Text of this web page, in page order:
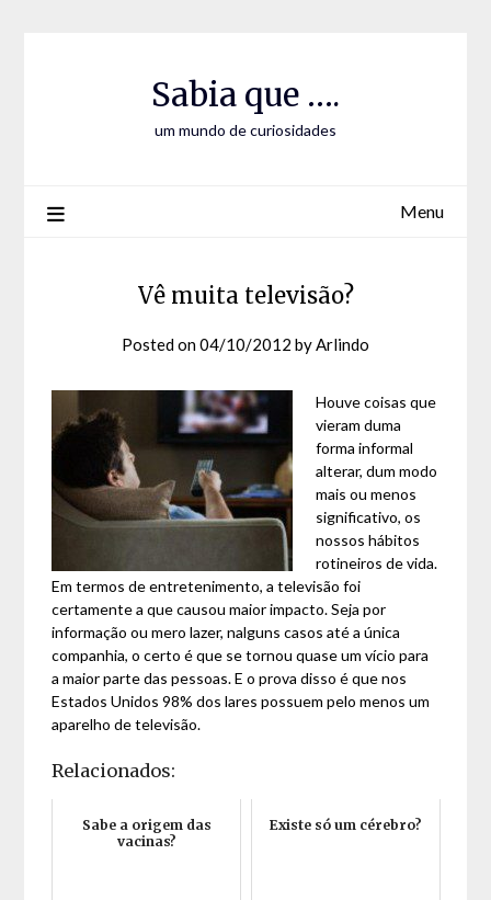
Sabia que ….
um mundo de curiosidades
Menu
Vê muita televisão?
Posted on04/10/2012 byArlindo
Houve coisas que
vieram duma
forma informal
alterar, dum modo
mais ou menos
significativo, os
nossos hábitos
rotineiros de vida.
Em termos de entretenimento, a televisão foi
certamente a que causou maior impacto. Seja por
informação ou mero lazer, nalguns casos até a única
companhia, o certo é que se tornou quase um vício para
a maior parte das pessoas. E o prova disso é que nos
Estados Unidos 98% dos lares possuem pelo menos um
aparelho de televisão.
Relacionados:
Sabe a origem das
vacinas?
Existe só um cérebro?